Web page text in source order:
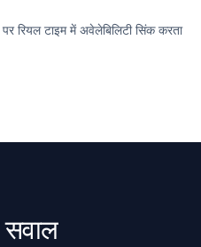
रियल टाइम में अवेलेबिलिटी सिंक करता